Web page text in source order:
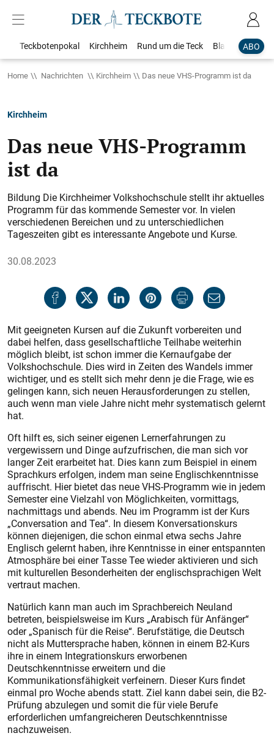
ABO
Teckbotenpokal Kirchheim Rund um die Teck Blaulicht
Home Nachrichten Kirchheim Das neue VHS-Programm ist da
Kirchheim
Das neue VHS-Programm
ist da
Bildung Die Kirchheimer Volkshochschule stellt ihr aktuelles
Programm für das kommende Semester vor. In vielen
verschiedenen Bereichen und zu unterschiedlichen
Tageszeiten gibt es interessante Angebote und Kurse.
30.08.2023
Mit geeigneten Kursen auf die Zukunft vorbereiten und
dabei helfen, dass gesellschaftliche Teilhabe weiterhin
möglich bleibt, ist schon immer die Kernaufgabe der
Volkshochschule. Dies wird in Zeiten des Wandels immer
wichtiger, und es stellt sich mehr denn je die Frage, wie es
gelingen kann, sich neuen Herausforderungen zu stellen,
auch wenn man viele Jahre nicht mehr systematisch gelernt
hat.
Oft hilft es, sich seiner eigenen Lernerfahrungen zu
vergewissern und Dinge aufzufrischen, die man sich vor
langer Zeit erarbeitet hat. Dies kann zum Beispiel in einem
Sprachkurs erfolgen, indem man seine Englischkenntnisse
auffrischt. Hier bietet das neue VHS-Programm wie in jedem
Semester eine Vielzahl von Möglichkeiten, vormittags,
nachmittags und abends. Neu im Programm ist der Kurs
„Conversation and Tea“. In diesem Konversationskurs
können diejenigen, die schon einmal etwa sechs Jahre
Englisch gelernt haben, ihre Kenntnisse in einer entspannten
Atmosphäre bei einer Tasse Tee wieder aktivieren und sich
mit kulturellen Besonderheiten der englischsprachigen Welt
vertraut machen.
Natürlich kann man auch im Sprachbereich Neuland
betreten, beispielsweise im Kurs „Arabisch für Anfänger“
oder „Spanisch für die Reise“. Berufstätige, die Deutsch
nicht als Muttersprache haben, können in einem B2-Kurs
ihre in einem Integrationskurs erworbenen
Deutschkenntnisse erweitern und die
Kommunikationsfähigkeit verfeinern. Dieser Kurs findet
einmal pro Woche abends statt. Ziel kann dabei sein, die B2-
Prüfung abzulegen und somit die für viele Berufe
erforderlichen umfangreicheren Deutschkenntnisse
nachzuweisen.